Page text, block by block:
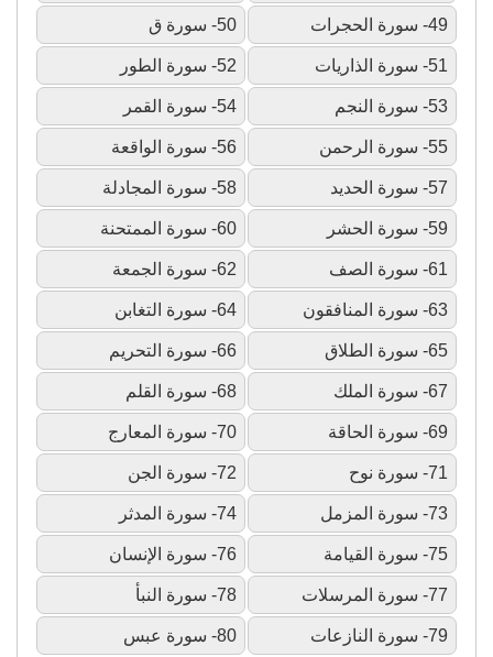
49- سورة الحجرات 50- سورة ق
51- سورة الذاريات 52- سورة الطور
53- سورة النجم 54- سورة القمر
55- سورة الرحمن 56- سورة الواقعة
57- سورة الحديد 58- سورة المجادلة
59- سورة الحشر 60- سورة الممتحنة
61- سورة الصف 62- سورة الجمعة
63- سورة المنافقون 64- سورة التغابن
65- سورة الطلاق 66- سورة التحريم
67- سورة الملك 68- سورة القلم
69- سورة الحاقة 70- سورة المعارج
71- سورة نوح 72- سورة الجن
73- سورة المزمل 74- سورة المدثر
75- سورة القيامة 76- سورة الإنسان
77- سورة المرسلات 78- سورة النبأ
79- سورة النازعات 80- سورة عبس